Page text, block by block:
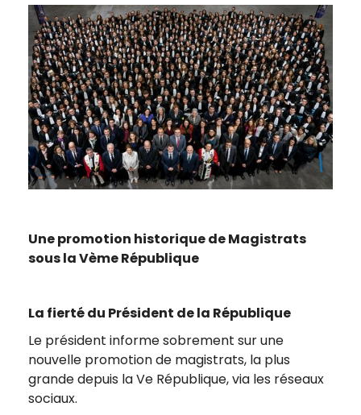
Une promotion historique de Magistrats
sous la Vème République
La fierté du Président de la République
Le président informe sobrement sur une
nouvelle promotion de magistrats, la plus
grande depuis la Ve République, via les réseaux
sociaux.